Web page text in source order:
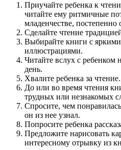
Приучайте ребенка к
читайте ему ритмичные
младенчестве, постепенно
Сделайте чтение
Выбирайте книги с
иллюстрациями.
Читайте вслух с
день.
Хвалите ребенка за чтение.
До или во время чтения
трудных или незнакомых
Спросите, чем
он из нее узнал.
Попросите ребенка
Предложите нарисовать
интересному отрывку из